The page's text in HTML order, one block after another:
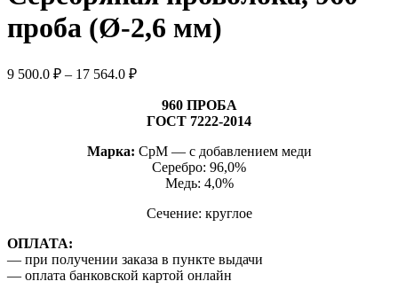
проба (Ø-2,6 мм)
9 500.0 ₽ – 17 564.0 ₽Диапазон
500.0 ₽
17
564.0 ₽
960 ПРОБА
ГОСТ 7222-2014
Марка: СрМ — с добавлением меди
Серебро: 96,0%
Медь: 4,0%
Сечение: круглое
ОПЛАТА:
— при получении заказа в пункте выдачи
— оплата банковской картой онлайн